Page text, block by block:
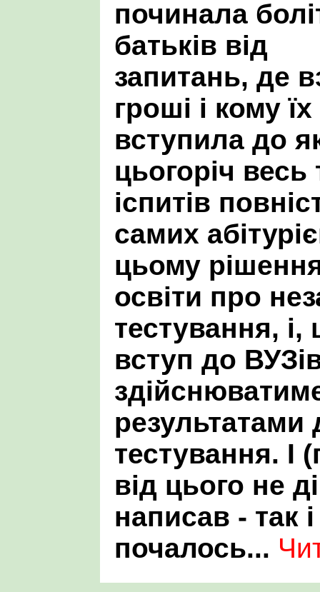
починала
батьків від
запитань, де
гроші і кому
вступила до
цьогоріч весь
іспитів
самих
цьому
освіти про
тестування,
вступ до
результатами
тестування. І
від цього не
написав - так
почалось...